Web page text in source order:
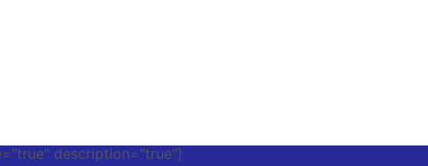
description="true"]